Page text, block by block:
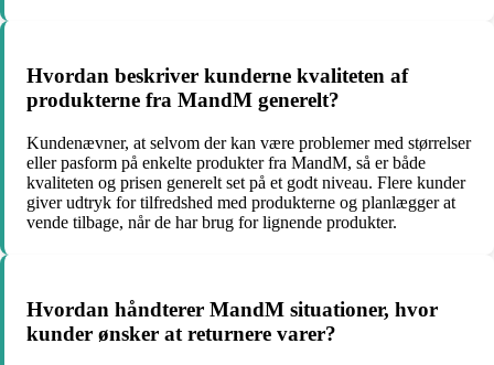
Hvordan beskriver kunderne kvaliteten af
produkterne fra MandM generelt?
Kundenævner, at selvom der kan være problemer med størrelser
eller pasform på enkelte produkter fra MandM, så er både
kvaliteten og prisen generelt set på et godt niveau. Flere kunder
giver udtryk for tilfredshed med produkterne og planlægger at
vende tilbage, når de har brug for lignende produkter.
Hvordan håndterer MandM situationer, hvor
kunder ønsker at returnere varer?